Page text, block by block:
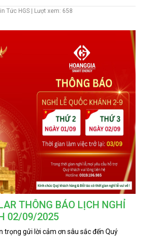
trời mái nhà tự dùng nhưng không thông
Tức HGS | Lượt xem: 658
THÔNG BÁO LỊCH NGHỈ
02/09/2025
trọng gửi lời cảm ơn sâu sắc đến Quý